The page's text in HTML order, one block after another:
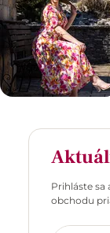
Prihláste sa
obchodu